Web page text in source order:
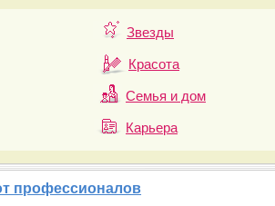
Звезды
Красота
Семья и дом
Карьера
профессионалов